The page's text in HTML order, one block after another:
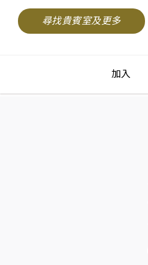
尋找貴賓室及更多
加入